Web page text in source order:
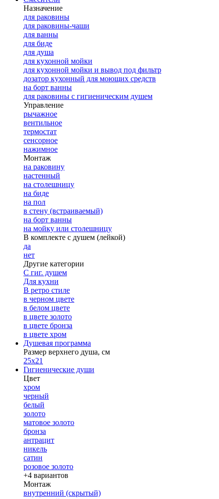
Назначение
для раковины
для раковины-чаши
для ванны
для биде
для душа
для кухонной мойки
для кухонной мойки и вывод под фильтр
дозатор кухонный для моющих средств
на борт ванны
для раковины с гигиеническим душем
Управление
рычажное
вентильное
термостат
сенсорное
нажимное
Монтаж
на раковину
настенный
на столешницу
на биде
на пол
в стену (встраиваемый)
на борт ванны
на мойку или столешницу
В комплекте с душем (лейкой)
да
нет
Другие категории
С гиг. душем
Для кухни
В ретро стиле
в черном цвете
в белом цвете
в цвете золото
в цвете бронза
в цвете хром
Душевая программа
Размер верхнего душа, см
25х21
Гигиенические души
Цвет
хром
черный
белый
золото
матовое золото
бронза
антрацит
никель
сатин
розовое золото
+4 вариантов
Монтаж
внутренний (скрытый)